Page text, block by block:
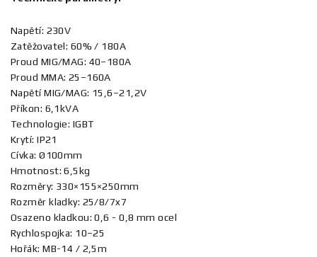
Napětí: 230V
Zatěžovatel: 60% / 180A
Proud MIG/MAG: 40–180A
Proud MMA: 25–160A
Napětí MIG/MAG: 15,6–21,2V
Příkon: 6,1kVA
Technologie: IGBT
Krytí: IP21
Cívka: Ø100mm
Hmotnost: 6,5kg
Rozměry: 330×155×250mm
Rozměr kladky: 25/8/7x7
Osazeno kladkou: 0,6 - 0,8 mm ocel
Rychlospojka: 10–25
Hořák: MB-14 / 2,5m